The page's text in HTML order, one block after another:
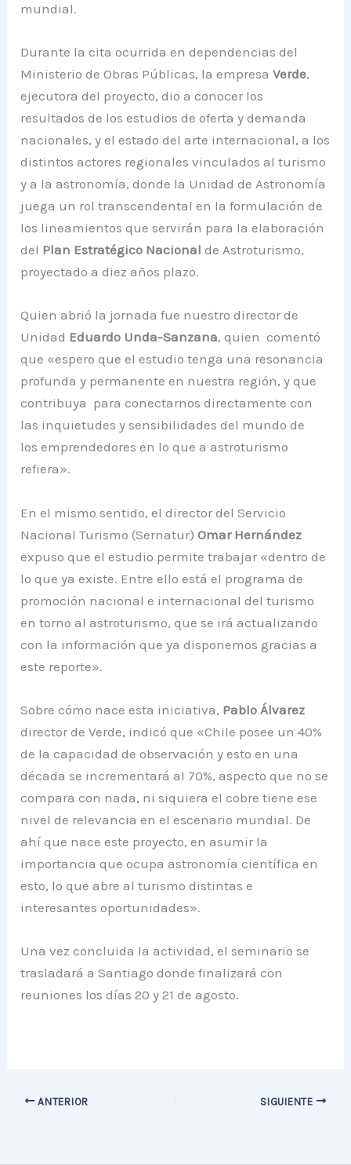
mundial.
Durante la cita ocurrida en dependencias del
Ministerio de Obras Públicas, la empresaVerde,
ejecutora del proyecto, dio a conocer los
resultados de los estudios de oferta y demanda
nacionales, y el estado del arte internacional, a los
distintos actores regionales vinculados al turismo
y a la astronomía, donde la Unidad de Astronomía
juega un rol transcendental en la formulación de
los lineamientos que servirán para la elaboración
del Plan Estratégico Nacional de Astroturismo,
proyectado a diez años plazo.
Quien abrió la jornada fue nuestro director de
Unidad Eduardo Unda-Sanzana, quien comentó
que «espero que el estudio tenga una resonancia
profunda y permanente en nuestra región, y que
contribuya para conectarnos directamente con
las inquietudes y sensibilidades del mundo de
los emprendedores en lo que a astroturismo
refiera».
En el mismo sentido, el director del Servicio
Nacional Turismo (Sernatur)Omar Hernández
expuso que el estudio permite trabajar «dentro de
lo que ya existe. Entre ello está el programa de
promoción nacional e internacional del turismo
en torno al astroturismo, que se irá actualizando
con la información que ya disponemos gracias a
este reporte».
Sobre cómo nace esta iniciativa, Pablo Álvarez
director de Verde, indicó que «Chile posee un 40%
de la capacidad de observación y esto en una
década se incrementará al 70%, aspecto que no se
compara con nada, ni siquiera el cobre tiene ese
nivel de relevancia en el escenario mundial. De
ahí que nace este proyecto, en asumir la
importancia que ocupa astronomía científica en
esto, lo que abre al turismo distintas e
interesantes oportunidades».
Una vez concluida la actividad, el seminario se
trasladará a Santiago donde finalizará con
reuniones los días 20 y 21 de agosto.
ANTERIOR SIGUIENTE